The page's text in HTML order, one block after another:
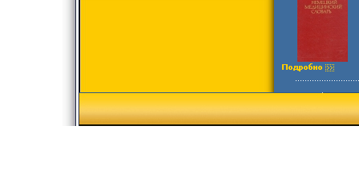
55000 экз
мм) инфо